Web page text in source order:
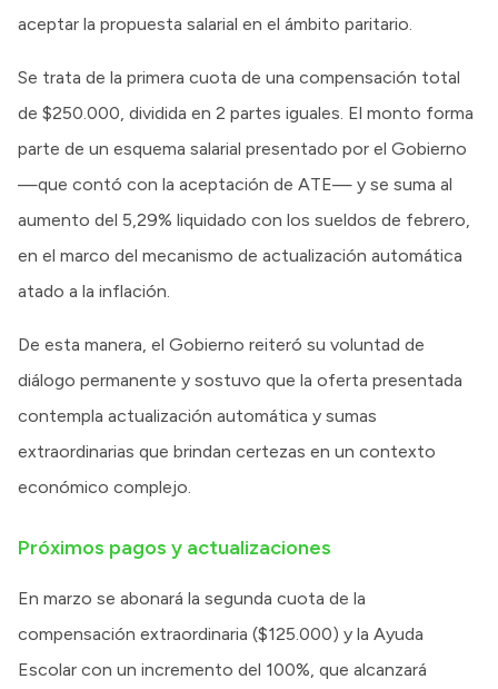
aceptar la propuesta salarial en el ámbito paritario.
Se trata de la primera cuota de una compensación total
de $250.000, dividida en 2 partes iguales. El monto forma
parte de un esquema salarial presentado por el Gobierno
—que contó con la aceptación de ATE— y se suma al
aumento del 5,29% liquidado con los sueldos de febrero,
en el marco del mecanismo de actualización automática
atado a la inflación.
De esta manera, el Gobierno reiteró su voluntad de
diálogo permanente y sostuvo que la oferta presentada
contempla actualización automática y sumas
extraordinarias que brindan certezas en un contexto
económico complejo.
Próximos pagos y actualizaciones
En marzo se abonará la segunda cuota de la
compensación extraordinaria ($125.000) y la Ayuda
Escolar con un incremento del 100%, que alcanzará